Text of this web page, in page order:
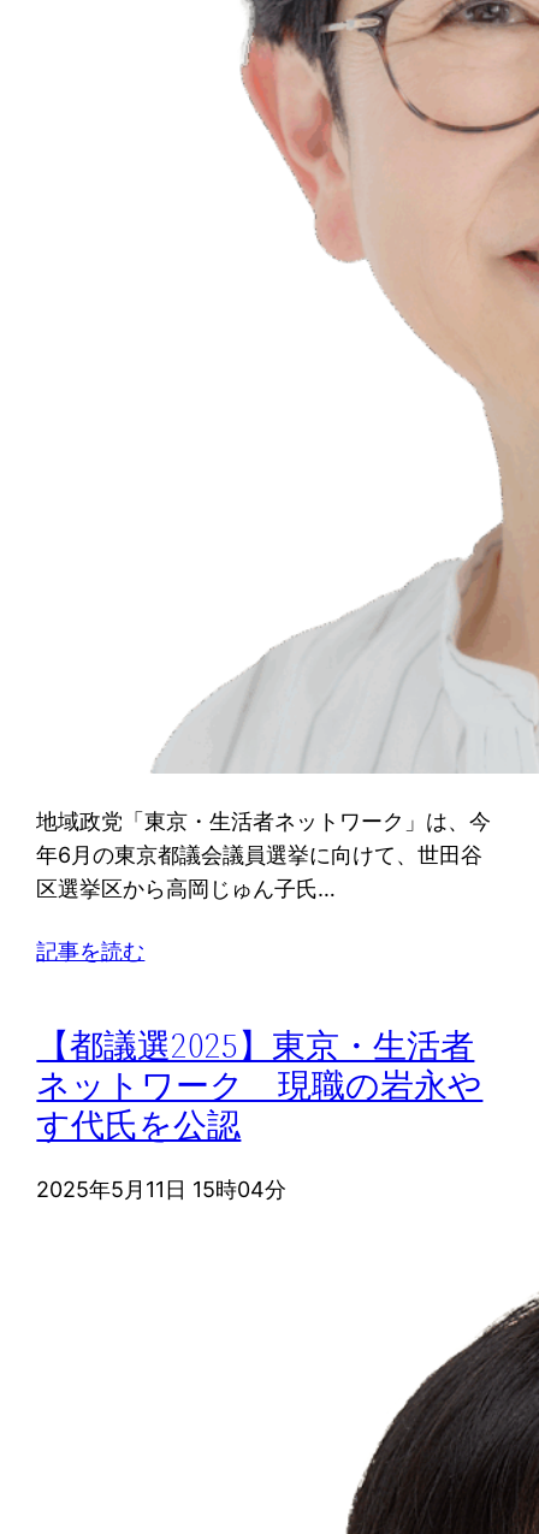
地域政党「東京・生活者ネットワーク」は、今
年6月の東京都議会議員選挙に向けて、世田谷
区選挙区から高岡じゅん子氏…
記事を読む
【都議選2025】東京・生活者
ネットワーク 現職の岩永や
す代氏を公認
2025年5月11日 15時04分